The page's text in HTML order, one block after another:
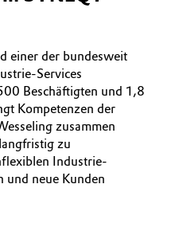
Infrastructure
einer der bundesweit
Services
Beschäftigten und 1,8
Kompetenzen der
zusammen
zu
Industrie-
und neue Kunden